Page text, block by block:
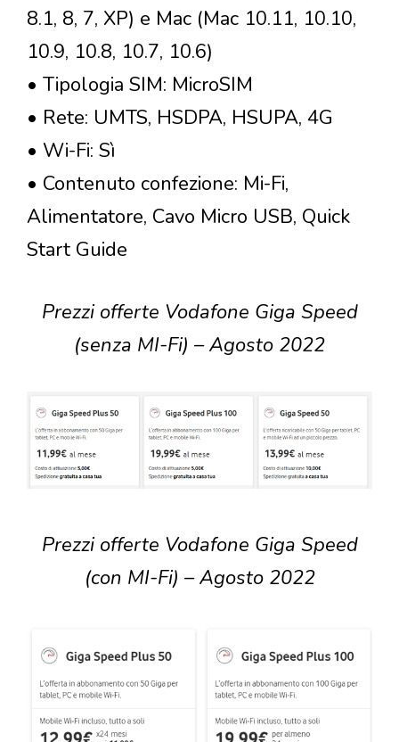
8.1, 8, 7, XP) e Mac (Mac 10.11, 10.10,
10.9, 10.8, 10.7, 10.6)
• Tipologia SIM: MicroSIM
• Rete: UMTS, HSDPA, HSUPA, 4G
• Wi-Fi: Sì
• Contenuto confezione: Mi-Fi,
Alimentatore, Cavo Micro USB, Quick
Start Guide
Prezzi offerte Vodafone Giga Speed
(senza MI-Fi) – Agosto 2022
Prezzi offerte Vodafone Giga Speed
(con MI-Fi) – Agosto 2022